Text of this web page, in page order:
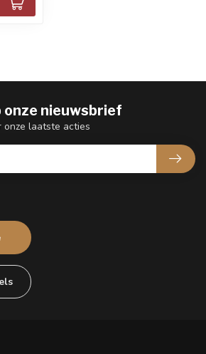
onze nieuwsbrief
laatste acties